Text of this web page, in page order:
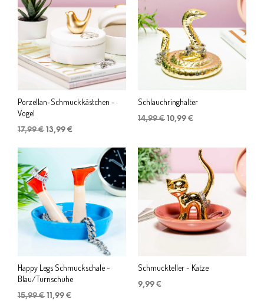
Porzellan-Schmuckkästchen -
Vogel
17,99€ Ursprünglicher
war:
13,99 €
ist:
13,99 €.
Schlauchringhalter
14,99€ Ursprünglicher
14,99 €
10,99 €
10,99 €.
Happy Legs Schmuckschale -
Blau/Turnschuhe
15,99€ Ursprünglicher
11,99 €
Schmuckteller - Katze
9,99 €